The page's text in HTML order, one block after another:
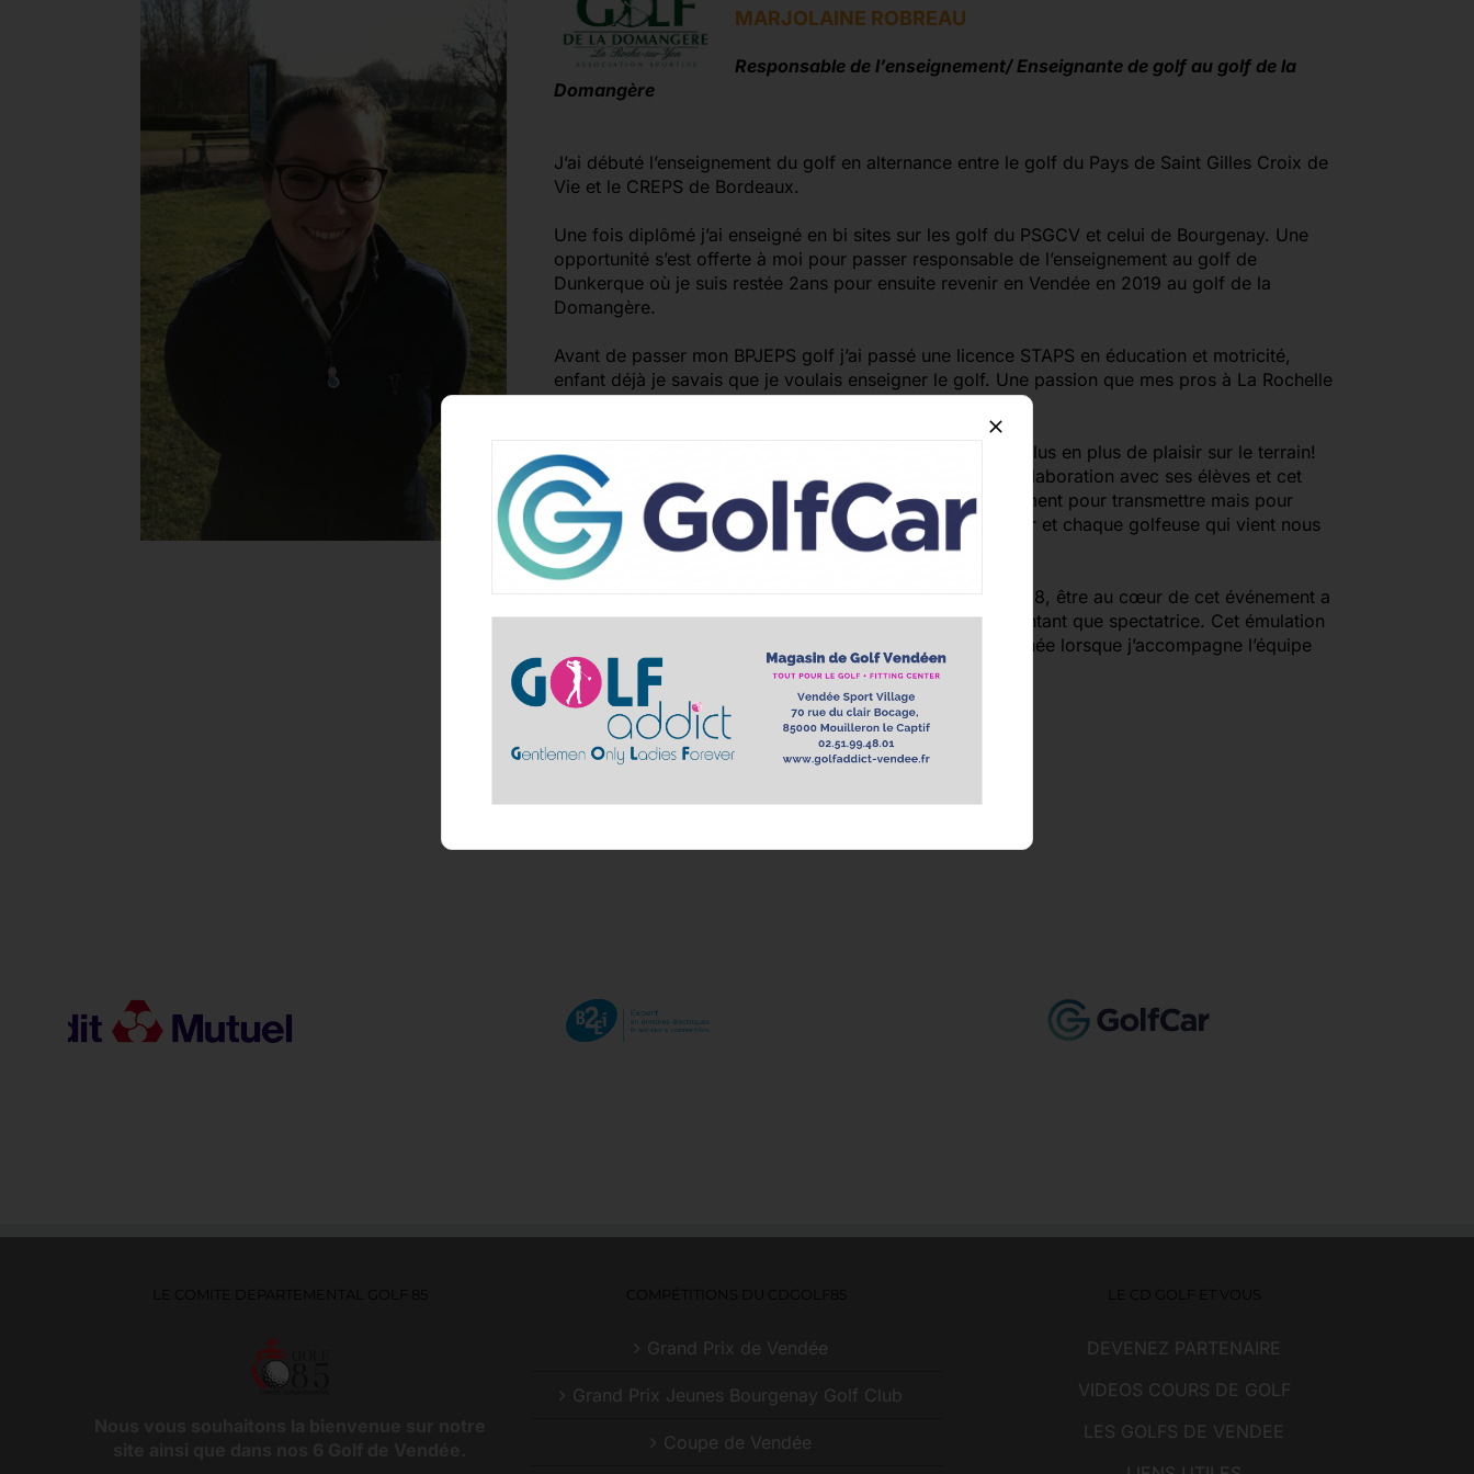
MARJOLAINE ROBREAU
Responsable de l’enseignement/ Enseignante de golf au golf de la
Domangère
J’ai débuté l’enseignement du golf en alternance entre le golf du Pays de Saint Gilles Croix de
Vie et le CREPS de Bordeaux.
Une fois diplômé j’ai enseigné en bi sites sur les golf du PSGCV et celui de Bourgenay. Une
opportunité s’est offerte à moi pour passer responsable de l’enseignement au golf de
Dunkerque où je suis restée 2ans pour ensuite revenir en Vendée en 2019 au golf de la
Domangère.
Avant de passer mon BPJEPS golf j’ai passé une licence STAPS en éducation et motricité,
enfant déjà je savais que je voulais enseigner le golf. Une passion que mes pros à La Rochelle
J’aime voir mes élèves progresser et surtout prendre de plus en plus de plaisir sur le terrain!
Un enseignant doit avant tout trouver des solutions en collaboration avec ses élèves et cet
échange est primordiale. Nous ne sommes pas là uniquement pour transmettre mais pour
créer des sensations et des émotions avec chaque golfeur et chaque golfeuse qui vient nous
demander conseil.
J’ai eu la chance d’être bénévole lors de la Ryder Cup 2018, être au cœur de cet événement a
été pour moi l’un de mes plus beaux souvenir golfiques entant que spectatrice. Cet émulation
en équipe est formidable et j’aime la retrouver chaque année lorsque j’accompagne l’équipe
féminine ou l’équipe jeune aux championnats de France !
Tel : 0251076590 (numéro accueil)
Mail :ens.domangere@bluegreen.fr
Grand Prix de Vendée
Grand Prix Jeunes Bourgenay Golf Club
Coupe de Vendée
DEVENEZ PARTENAIRE
VIDEOS COURS DE GOLF
LES GOLFS DE VENDEE